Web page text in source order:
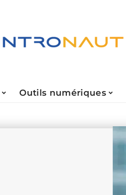
Outils numériques